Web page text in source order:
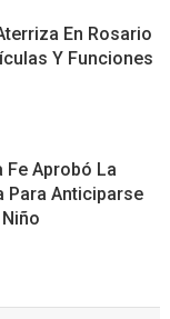
En Rosario
Y Funciones
Fe Aprobó La
Para Anticiparse